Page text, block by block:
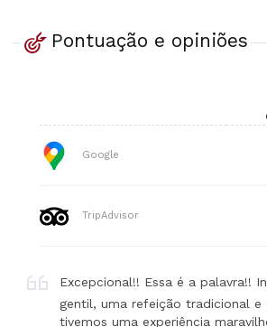
Pontuação e opiniões
Google
TripAdvisor
Excepcional!! Essa é a palavra!!
gentil, uma refeição tradicional e
tivemos uma experiência